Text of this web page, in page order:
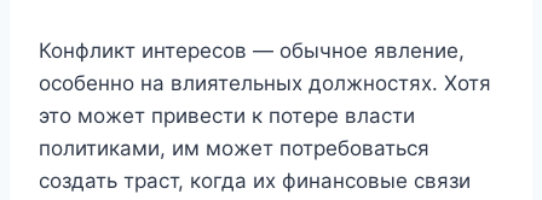
Конфликт интересов — обычное явление,
особенно на влиятельных должностях. Хотя
это может привести к потере власти
политиками, им может потребоваться
создать траст, когда их финансовые связи